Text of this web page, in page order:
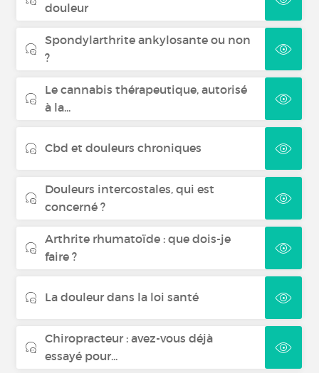
douleur
Spondylarthrite ankylosante ou non
?
Le cannabis thérapeutique, autorisé
à la...
Cbd et douleurs chroniques
Douleurs intercostales, qui est
concerné ?
Arthrite rhumatoïde : que dois-je
faire ?
La douleur dans la loi santé
Chiropracteur : avez-vous déjà
essayé pour...